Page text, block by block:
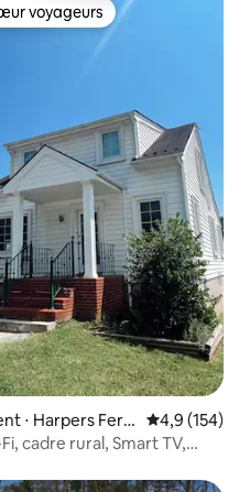
base de 47 commentaires :
voyageurs
voyageurs
⋅ Harpers Ferr
Évaluation
4,9 (154)
cadre rural, Smart TV,